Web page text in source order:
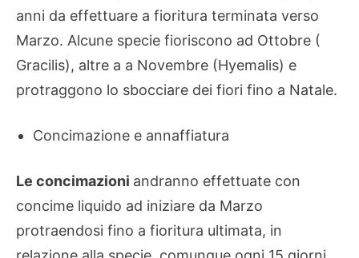
anni da effettuare a fioritura terminata verso
Marzo. Alcune specie fioriscono ad Ottobre (
Gracilis), altre a a Novembre (Hyemalis) e
protraggono lo sbocciare dei fiori fino a Natale.
Concimazione e annaffiatura
Le concimazioni andranno effettuate con
concime liquido ad iniziare da Marzo
protraendosi fino a fioritura ultimata, in